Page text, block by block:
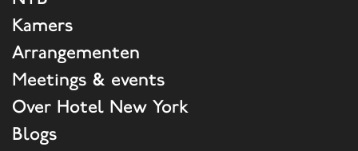
Kamers
Arrangementen
Meetings & events
Over Hotel New York
Blogs